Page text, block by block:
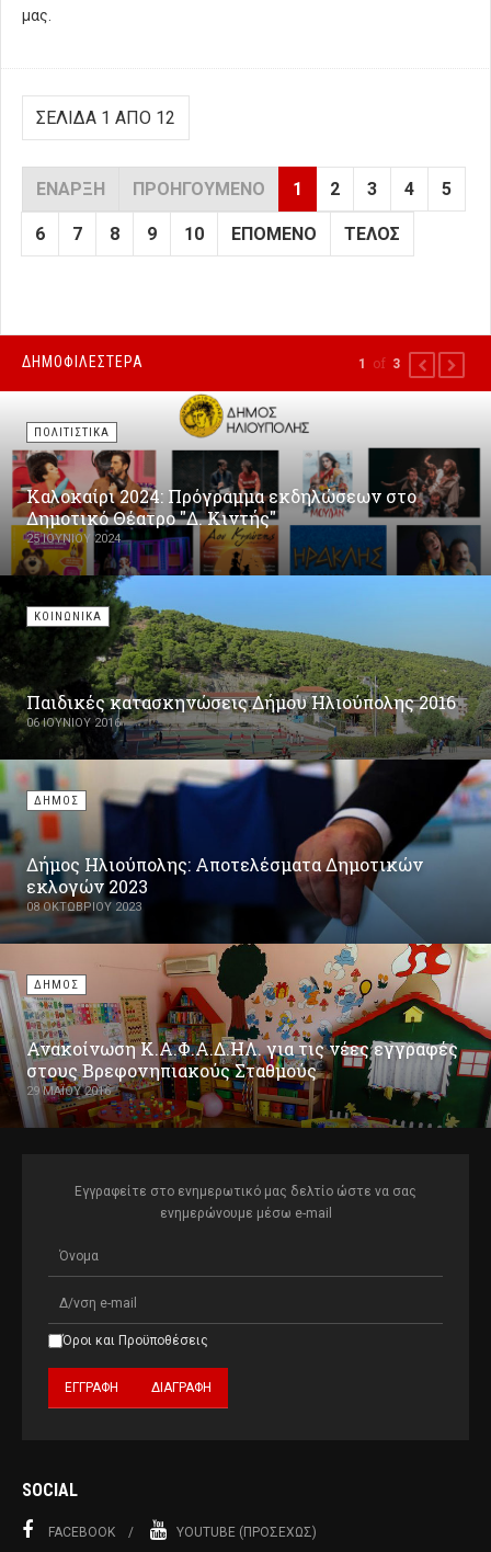
μας.
ΣΕΛΊΔΑ 1 ΑΠΌ 12
ΈΝΑΡΞΗ ΠΡΟΗΓΟΎΜΕΝΟ 1 2 3 4 5
6 7 8 9 10 ΕΠΌΜΕΝΟ ΤΈΛΟΣ
ΔΗΜΟΦΙΛΕΣΤΕΡΑ
ΠΟΛΙΤΙΣΤΙΚΑ
Καλοκαίρι 2024: Πρόγραμμα εκδηλώσεων στο
Δημοτικό Θέατρο "Δ. Κιντής"
25 ΙΟΥΝΊΟΥ 2024
ΚΟΙΝΩΝΙΚΑ
Παιδικές κατασκηνώσεις Δήμου Ηλιούπολης 2016
06 ΙΟΥΝΊΟΥ 2016
ΔΗΜΟΣ
Δήμος Ηλιούπολης: Αποτελέσματα Δημοτικών
εκλογών 2023
08 ΟΚΤΩΒΡΊΟΥ 2023
ΔΗΜΟΣ
Ανακοίνωση Κ.Α.Φ.Α.Δ.ΗΛ. για τις νέες εγγραφές
στους Βρεφονηπιακούς Σταθμούς
29 ΜΑΪ́ΟΥ 2016
1 of 3 PREVIOUS
NEXT
Εγγραφείτε στο ενημερωτικό μας δελτίο ώστε να σας
ενημερώνουμε μέσω e-mail
Όροι και Προϋποθέσεις
SOCIAL
FACEBOOK YOUTUBE (ΠΡΟΣΕΧΏΣ)